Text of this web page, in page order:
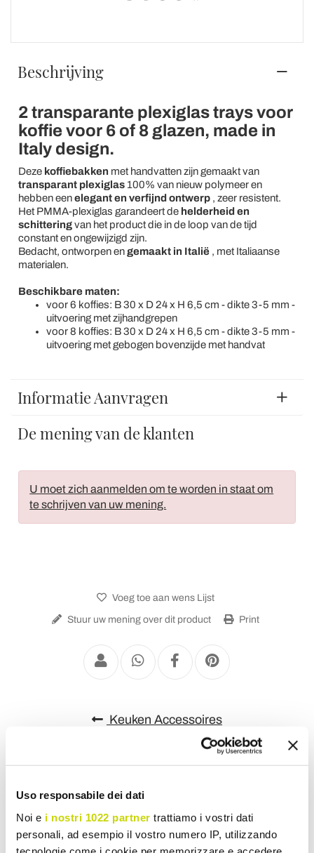
Uso responsabile dei dati
Noi e i nostri 1022 partner trattiamo i vostri dati
personali, ad esempio il vostro numero IP, utilizzando
Beschrijving
2 transparante plexiglas trays voor
koffie voor 6 of 8 glazen, made in
Italy design.
Deze koffiebakken met handvatten zijn gemaakt van
transparant plexiglas100% van nieuw polymeer en
hebben eenelegant en verfijnd ontwerp, zeer resistent.
Het PMMA-plexiglas garandeert de helderheid en
schitteringvan het product die in de loop van de tijd
constant en ongewijzigd zijn.
Bedacht, ontworpen engemaakt in Italië, met Italiaanse
materialen.
Beschikbare maten:
voor 6 koffies: B 30 x D 24 x H 6,5 cm - dikte 3-5 mm -
uitvoering met zijhandgrepen
voor 8 koffies: B 30 x D 24 x H 6,5 cm - dikte 3-5 mm -
uitvoering met gebogen bovenzijde met handvat
Informatie Aanvragen
De mening van de klanten
U moet zich aanmelden om te worden in staat om
te schrijven van uw mening.
Voeg toe aan wens Lijst
Stuur uw mening over dit product Print
Keuken Accessoires